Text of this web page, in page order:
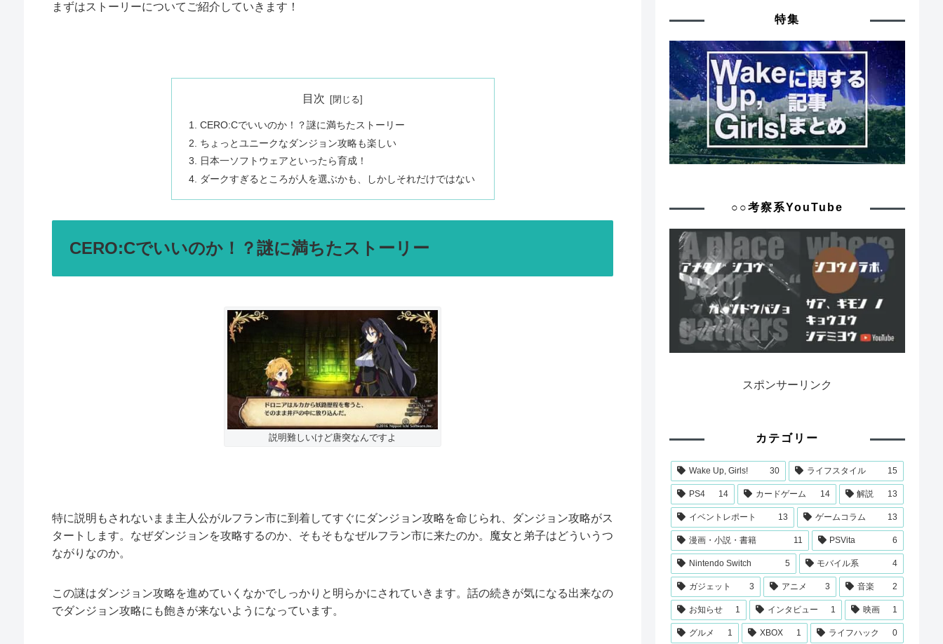
まずはストーリーについてご紹介していきます！
目次
CERO:Cでいいのか！？謎に満ちたストーリー
ちょっとユニークなダンジョン攻略も楽しい
日本一ソフトウェアといったら育成！
ダークすぎるところが人を選ぶかも、しかしそれだけではない
CERO:Cでいいのか！？謎に満ちたストーリー
説明難しいけど唐突なんですよ
特に説明もされないまま主人公がルフラン市に到着してすぐにダンジョン攻略を命じられ、ダンジョン攻略がス
タートします。なぜダンジョンを攻略するのか、そもそもなぜルフラン市に来たのか。魔女と弟子はどういうつ
ながりなのか。
この謎はダンジョン攻略を進めていくなかでしっかりと明らかにされていきます。話の続きが気になる出来なの
でダンジョン攻略にも飽きが来ないようになっています。
特集
○○考察系YouTube
スポンサーリンク
カテゴリー
Wake Up, Girls! 30 ライフスタイル 15
PS4 14 カードゲーム 14 解説 13
イベントレポート 13 ゲームコラム 13
漫画・小説・書籍 11 PSVita 6
Nintendo Switch 5 モバイル系 4
ガジェット 3 アニメ 3 音楽 2
お知らせ 1 インタビュー 1 映画 1
グルメ 1 XBOX 1 ライフハック 0